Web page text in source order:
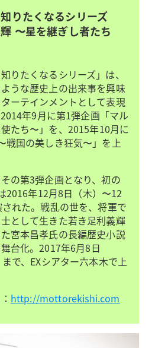
りたくなるシリーズ
〜星を継ぎし者たち
りたくなるシリーズ」は、
うな歴史上の出来事を興味
ーテインメントとして表現
年9月に第1弾企画「マル
たち〜」を、2015年10月に
戦国の美しき狂気〜」を上
の第3弾企画となり、初の
2016年12月8日（木）〜12
れた。戦乱の世を、将軍で
として生きた若き足利義輝
宮本昌孝氏の長編歴史小説
台化。2017年6月8日
まで、EXシアター六本木で上
http://mottorekishi.com